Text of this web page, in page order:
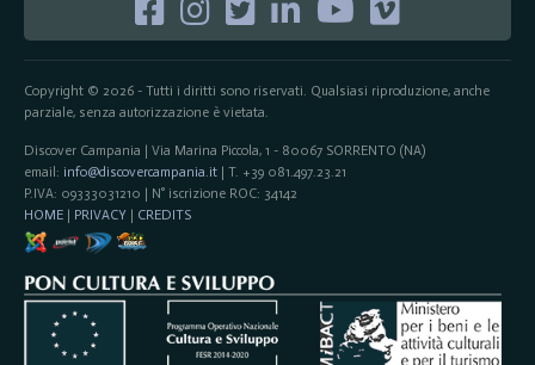
Copyright © 2026 - Tutti i diritti sono riservati. Qualsiasi riproduzione, anche
parziale, senza autorizzazione è vietata.
Discover Campania | Via Marina Piccola, 1 - 80067 SORRENTO (NA)
email: info@discovercampania.it| T. +39 081.497.23.21
P.IVA: 09333031210 | N° iscrizione ROC: 34142
HOME| PRIVACY | CREDITS